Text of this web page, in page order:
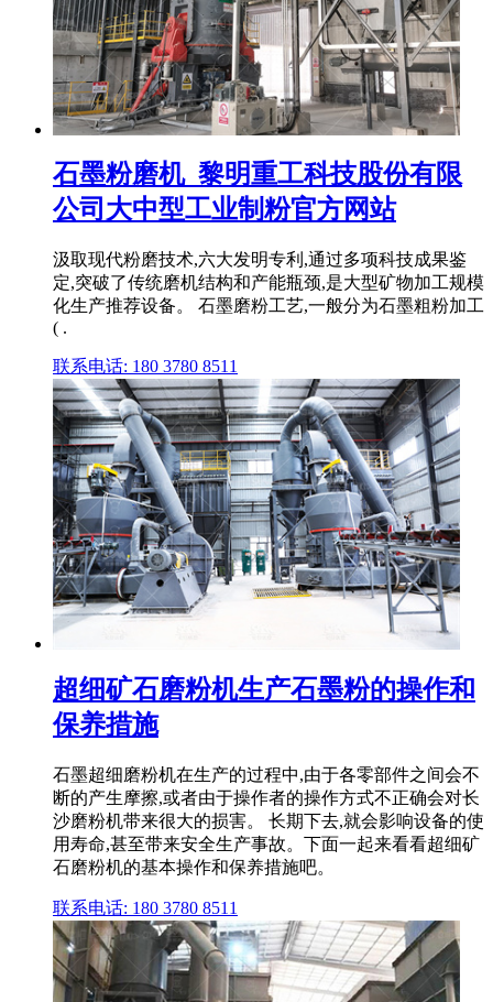
石墨粉磨机_黎明重工科技股份有限
公司大中型工业制粉官方网站
汲取现代粉磨技术,六大发明专利,通过多项科技成果鉴
定,突破了传统磨机结构和产能瓶颈,是大型矿物加工规模
化生产推荐设备。 石墨磨粉工艺,一般分为石墨粗粉加工
( .
联系电话: 180 3780 8511
超细矿石磨粉机生产石墨粉的操作和
保养措施
石墨超细磨粉机在生产的过程中,由于各零部件之间会不
断的产生摩擦,或者由于操作者的操作方式不正确会对长
沙磨粉机带来很大的损害。 长期下去,就会影响设备的使
用寿命,甚至带来安全生产事故。下面一起来看看超细矿
石磨粉机的基本操作和保养措施吧。
联系电话: 180 3780 8511